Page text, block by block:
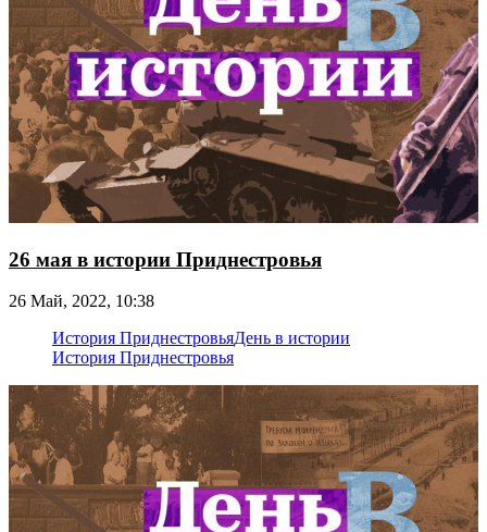
26 мая в истории Приднестровья
26 Май, 2022, 10:38
История ПриднестровьяДень в истории
История Приднестровья